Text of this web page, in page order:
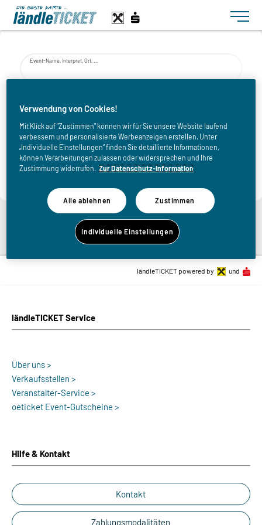
Toggle
Event-Name, Interpret, Ort, ...
bis
Zurück zur Eventliste
ländleTICKET Service
Über uns >
Verkaufsstellen >
Veranstalter-Service >
oeticket Event-Gutscheine >
Hilfe & Kontakt
Kontakt
Zahlungsmodalitäten
ländleTICKET powered by und
Verwendung von Cookies!
Mit Klick auf "Zustimmen" können wir für Sie unsere Website laufend
verbessern und personalisierte Werbeanzeigen erstellen. Unter
„Individuelle Einstellungen“ finden Sie detaillierte Informationen,
können Verarbeitungen zulassen oder widersprechen und Ihre
Zustimmung widerrufen. Zur Datenschutz-Information
Alle ablehnen Zustimmen
Individuelle Einstellungen